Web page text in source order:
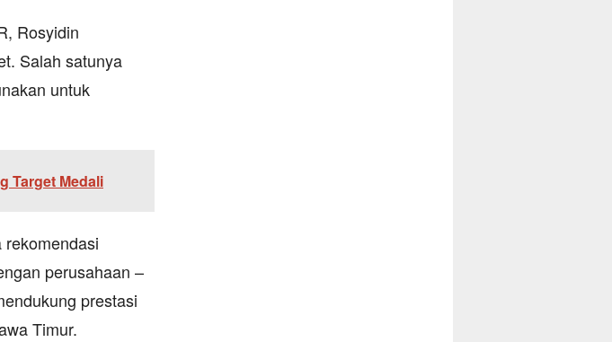
Rosyidin
Salah satunya
untuk
Target Medali
perusahaan –
prestasi
Timur.